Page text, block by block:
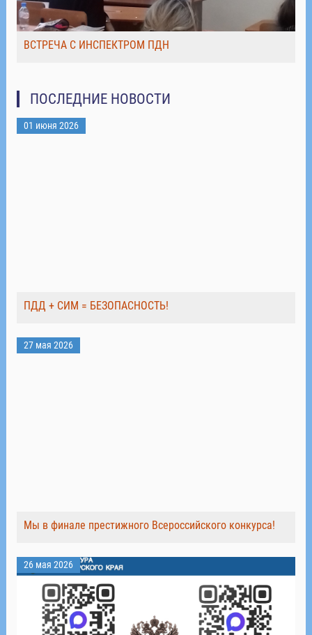
ВСТРЕЧА С ИНСПЕКТРОМ ПДН
ПОСЛЕДНИЕ НОВОСТИ
01 июня 2026
ПДД + СИМ = БЕЗОПАСНОСТЬ!
27 мая 2026
Мы в финале престижного Всероссийского конкурса!
26 мая 2026